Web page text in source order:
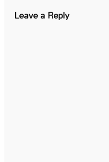
Leave a Reply